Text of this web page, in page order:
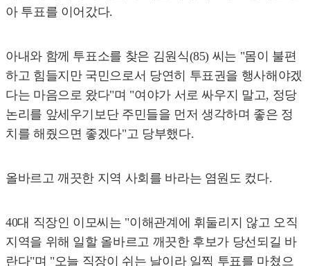
아 투표를 이어갔다.
아내와 함께 투표소를 찾은 김원식(85) 씨는 "몸이 불편
하고 힘들지만 국민으로서 당연히 투표권을 행사해야겠
다는 마음으로 왔다"며 "여야가 서로 싸우지 말고, 정당
논리를 앞세우기보단 주민들을 먼저 생각하며 좋은 정
치를 해줬으면 좋겠다"고 당부했다.
올바르고 깨끗한 지역 사회를 바라는 염원도 컸다.
40대 직장인 이모씨는 "이해관계에 휘둘리지 않고 오직
지역을 위해 일할 올바르고 깨끗한 후보가 당선되길 바
란다"며 "오늘 직장이 쉬는 날이라 일찍 투표를 마쳤으